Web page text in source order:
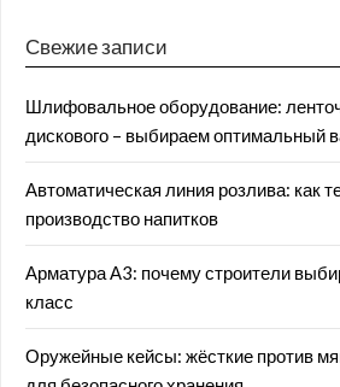
Свежие записи
Шлифовальное оборудование:
дискового – выбираем оптимальный
Автоматическая линия розлива: как
производство напитков
Арматура А3: почему строители
класс
Оружейные кейсы: жёсткие против